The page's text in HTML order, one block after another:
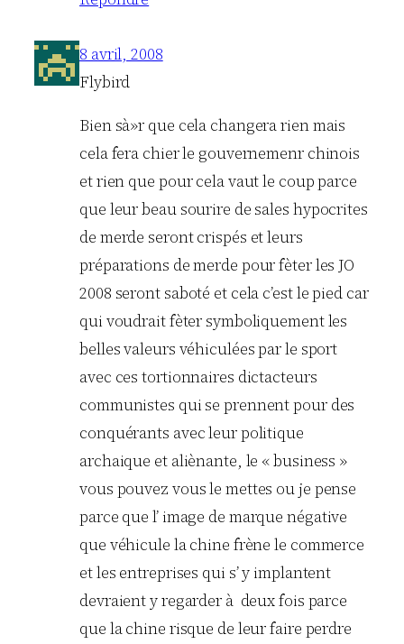
8 avril, 2008
Flybird
Bien sà»r que cela changera rien mais
cela fera chier le gouvernemenr chinois
et rien que pour cela vaut le coup parce
que leur beau sourire de sales hypocrites
de merde seront crispés et leurs
préparations de merde pour fèter les JO
2008 seront saboté et cela c’est le pied car
qui voudrait fèter symboliquement les
belles valeurs véhiculées par le sport
avec ces tortionnaires dictacteurs
communistes qui se prennent pour des
conquérants avec leur politique
archaique et aliènante, le « business »
vous pouvez vous le mettes ou je pense
parce que l’ image de marque négative
que véhicule la chine frène le commerce
et les entreprises qui s’ y implantent
devraient y regarder à deux fois parce
que la chine risque de leur faire perdre